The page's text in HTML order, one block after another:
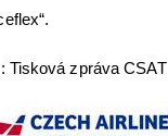
Tisková zpráva CSAT